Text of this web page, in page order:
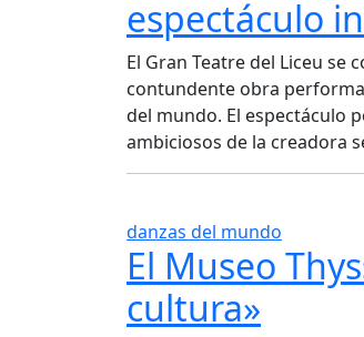
espectáculo
El Gran Teatre del Liceu se
contundente obra
del mundo. El espectáculo
ambiciosos de la creadora
danzas del mundo
El Museo
cultura»